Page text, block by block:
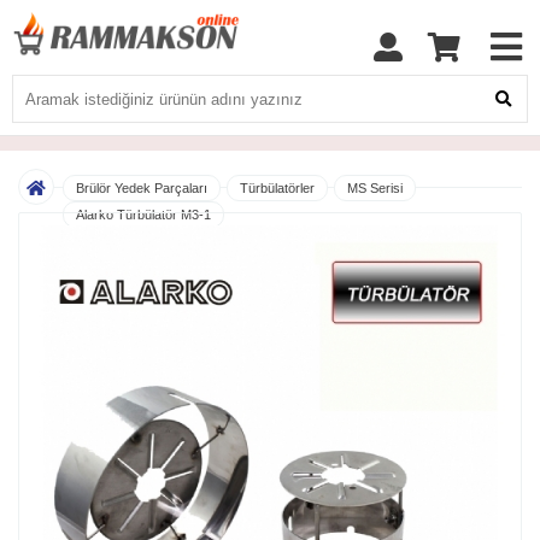
Brülör Yedek Parçaları Türbülatörler
MS Serisi
Alarko Türbülatör M3-1